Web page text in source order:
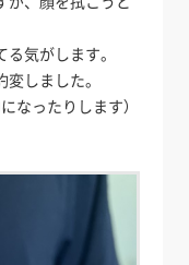
気がします。
しました。
なったりします）